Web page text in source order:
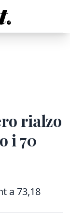
rialzo
i 70
a 73,18